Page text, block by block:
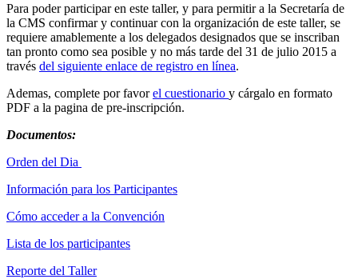
Para poder participar en este taller, y para permitir a la Secretaría de
la CMS confirmar y continuar con la organización de este taller, se
requiere amablemente a los delegados designados que se inscriban
tan pronto como sea posible y no más tarde del 31 de julio 2015 a
través del siguiente enlace de registro en línea.
Ademas, complete por favorel cuestionario y cárgalo en formato
PDF a la pagina de pre-inscripción.
Documentos:
Orden del Dia
Información para los Participantes
Cómo acceder a la Convención
Lista de los participantes
Reporte del Taller